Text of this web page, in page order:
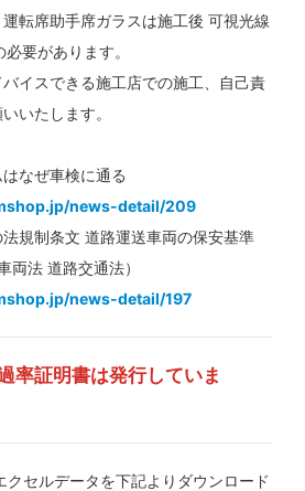
転席助手席ガラスは施工後 可視光線
要があります。
イスできる施工店での施工、自己責
いたします。
なぜ車検に通る
news-detail/209
規制条文 道路運送車両の保安基準
両法 道路交通法）
news-detail/197
率証明書は発行していま
クセルデータを下記よりダウンロード